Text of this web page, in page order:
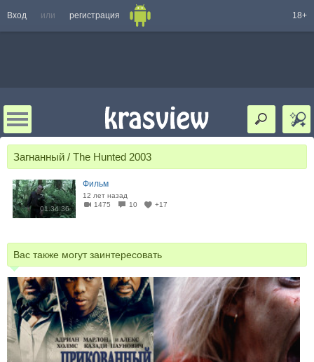
Вход или регистрация 18+
Загнанный / The Hunted 2003
01:34:36
Фильм
12 лет назад
1475
10 +17
Вас также могут заинтересовать